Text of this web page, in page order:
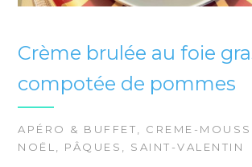
Crème brulée au foie
compotée de pommes
APÉRO & BUFFET, CREME-
NOËL, PÂQUES , SAINT-VALENTIN